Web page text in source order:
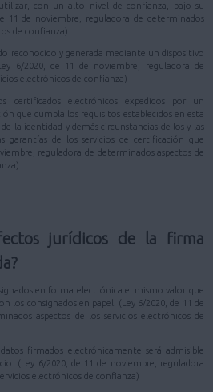
con un alto nivel de confianza, bajo su
11 de noviembre, reguladora de determinados
de confianza)
reconocido y generada mediante un dispositivo
6/2020, de 11 de noviembre, reguladora de
electrónicos de confianza)
certificados electrónicos expedidos por un
que cumpla los requisitos establecidos en esta
la identidad y demás circunstancias de los y las
garantías de los servicios de certificación que
reguladora de determinados aspectos de
jurídicos de la firma
en forma electrónica el mismo valor que
los consignados en papel. (Ley 6/2020, de 11 de
aspectos de los servicios electrónicos de
firmados electrónicamente será admisible
(Ley 6/2020, de 11 de noviembre, reguladora
electrónicos de confianza)